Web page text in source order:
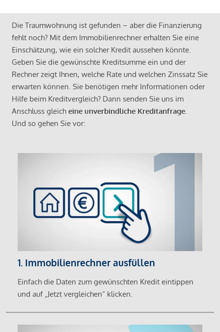
Die Traumwohnung ist gefunden – aber die Finanzierung
fehlt noch? Mit dem Immobilienrechner erhalten Sie eine
Einschätzung, wie ein solcher Kredit aussehen könnte.
Geben Sie die gewünschte Kreditsumme ein und der
Rechner zeigt Ihnen, welche Rate und welchen Zinssatz Sie
erwarten können. Sie benötigen mehr Informationen oder
Hilfe beim Kreditvergleich? Dann senden Sie uns im
Anschluss gleich eine unverbindliche Kreditanfrage.
Und so gehen Sie vor:
1. Immobilienrechner ausfüllen
Einfach die Daten zum gewünschten Kredit eintippen
und auf „Jetzt vergleichen“ klicken.